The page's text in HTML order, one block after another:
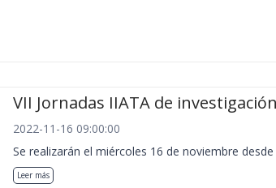
VII Jornadas IIATA de investigación
2022-11-16 09:00:00
Se realizarán el miércoles 16 de noviembre desde
Leer más